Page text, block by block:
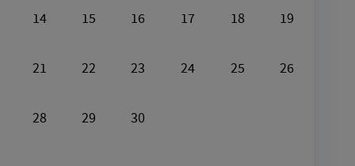
14 15 16 17 18 19
21 22 23 24 25 26
28 29 30